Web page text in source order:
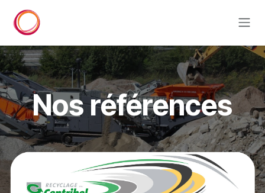
Nos références